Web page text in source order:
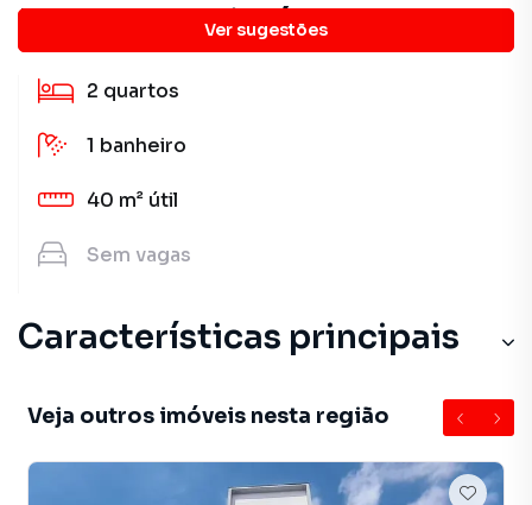
Ver sugestões
Detalhes do imóvel
2 quartos
1 banheiro
40 m² útil
Sem vagas
Características principais
Veja outros imóveis nesta região